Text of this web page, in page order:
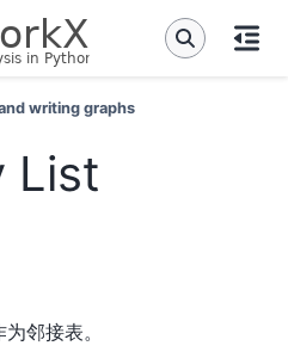
writing graphs
List
邻接表。